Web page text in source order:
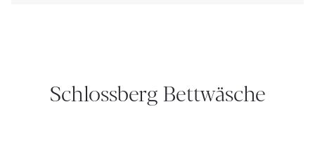
Schlossberg Bettwäsche